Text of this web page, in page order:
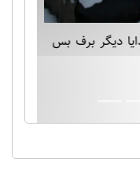
دیگر برف بس